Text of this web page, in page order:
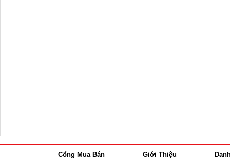
Cổng Mua Bán Giới Thiệu